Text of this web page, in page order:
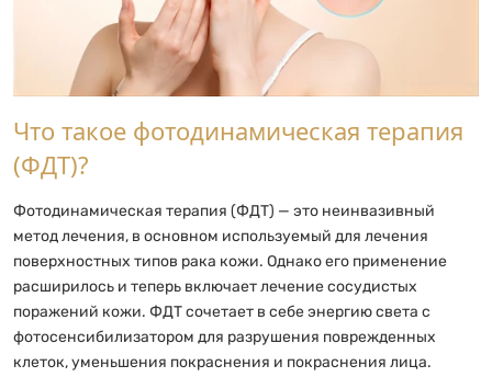
Что такое фотодинамическая терапия
(ФДТ)?
Фотодинамическая терапия (ФДТ) — это неинвазивный
метод лечения, в основном используемый для лечения
поверхностных типов рака кожи. Однако его применение
расширилось и теперь включает лечение сосудистых
поражений кожи. ФДТ сочетает в себе энергию света с
фотосенсибилизатором для разрушения поврежденных
клеток, уменьшения покраснения и покраснения лица.